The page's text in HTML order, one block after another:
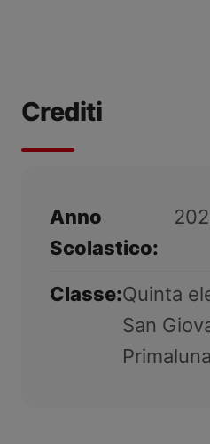
Crediti
Anno
Scolastico:
Classe:Quinta
San